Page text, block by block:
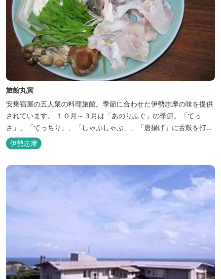
旅館丸寅
安乗宿屋の五人衆の料理旅館。季節に合わせた伊勢志摩の味を提供
されています。 １０月～３月は「あのりふぐ」の季節。「てっ
さ」、「てっちり」、「しゃぶしゃぶ」、「唐揚げ」に舌鼓を打っ
ていただけます。その他、クエマス、伊勢エビ料理もあり。
伊勢志摩